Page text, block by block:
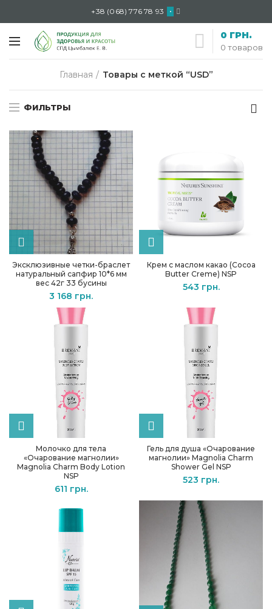
+38 (068) 776 78 93 •
0 товаров
0 ГРН.
Главная Товары с меткой “USD”
ФИЛЬТРЫ
Эксклюзивные четки-браслет
натуральный сапфир 10*6 мм
вес 42г 33 бусины
3 168 грн.
Крем с маслом какао (Cocoa
Butter Creme) NSP
543 грн.
Молочко для тела
«Очарование магнолии»
Magnolia Charm Body Lotion
NSP
611 грн.
Гель для душа «Очарование
магнолии» Magnolia Charm
Shower Gel NSP
523 грн.